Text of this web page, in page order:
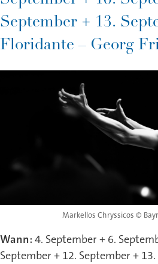
September + 13.
Floridante – Georg
Markellos Chryssicos ©
Wann: 4. September + 6.
September + 12. September +